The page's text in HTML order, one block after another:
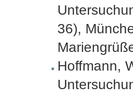
36),
Hoffmann,